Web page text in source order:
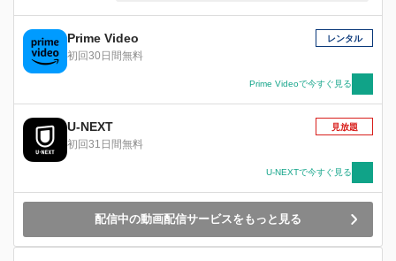
る。和の後を追うと、旧校舎にひっそりと存在し
ている麻雀部の部室に辿り着く。そこには和の他
に、なぜか大好きなタコスを手放さない・片岡優
まこ（山田杏奈）がおり、咲は断ることが出来ず
に麻雀を打つ事に・・・。
Prime Video
初回30日間無料
レンタル
Prime Videoで今すぐ見る
U-NEXT
初回31日間無料
見放題
U-NEXTで今すぐ見る
配信中の動画配信サービスをもっと見る